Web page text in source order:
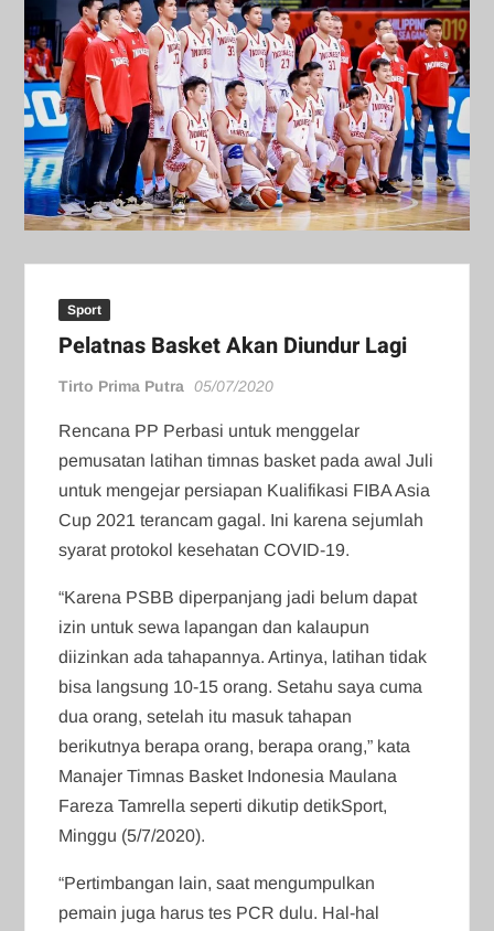
Sport
Pelatnas Basket Akan Diundur Lagi
Tirto Prima Putra 05/07/2020
Rencana PP Perbasi untuk menggelar
pemusatan latihan timnas basket pada awal Juli
untuk mengejar persiapan Kualifikasi FIBA Asia
Cup 2021 terancam gagal. Ini karena sejumlah
syarat protokol kesehatan COVID-19.
“Karena PSBB diperpanjang jadi belum dapat
izin untuk sewa lapangan dan kalaupun
diizinkan ada tahapannya. Artinya, latihan tidak
bisa langsung 10-15 orang. Setahu saya cuma
dua orang, setelah itu masuk tahapan
berikutnya berapa orang, berapa orang,” kata
Manajer Timnas Basket Indonesia Maulana
Fareza Tamrella seperti dikutip detikSport,
Minggu (5/7/2020).
“Pertimbangan lain, saat mengumpulkan
pemain juga harus tes PCR dulu. Hal-hal